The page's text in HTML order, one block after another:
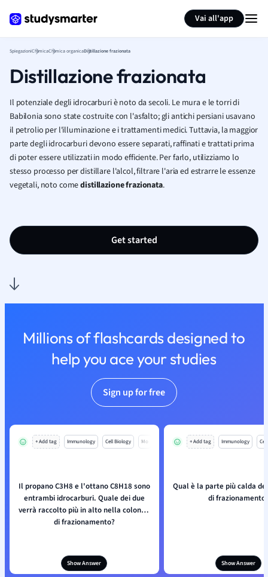
Vai all'app
SpiegazioniChimicaChimica organicaDistillazione frazionata
Distillazione frazionata
Il potenziale degli idrocarburi è noto da secoli. Le mura e le torri di
Babilonia sono state costruite con l'asfalto; gli antichi persiani usavano
il petrolio per l'illuminazione e i trattamenti medici. Tuttavia, la maggior
parte degli idrocarburi devono essere separati, raffinati e trattati prima
di poter essere utilizzati in modo efficiente. Per farlo, utilizziamo lo
stesso processo per distillare l'alcol, filtrare l'aria ed estrarre le essenze
vegetali, noto comedistillazione frazionata.
Get started
Millions of flashcards designed to
help you ace your studies
Sign up for free
+ Add tag Immunology Cell Biology Mo
Il propano C3H8 e l'ottano C8H18 sono
entrambi idrocarburi. Quale dei due
verrà raccolto più in alto nella colonna
di frazionamento?
Show Answer
+ Add tag Immunology
Qual è la parte più calda
di
Show Answer
Summarize page